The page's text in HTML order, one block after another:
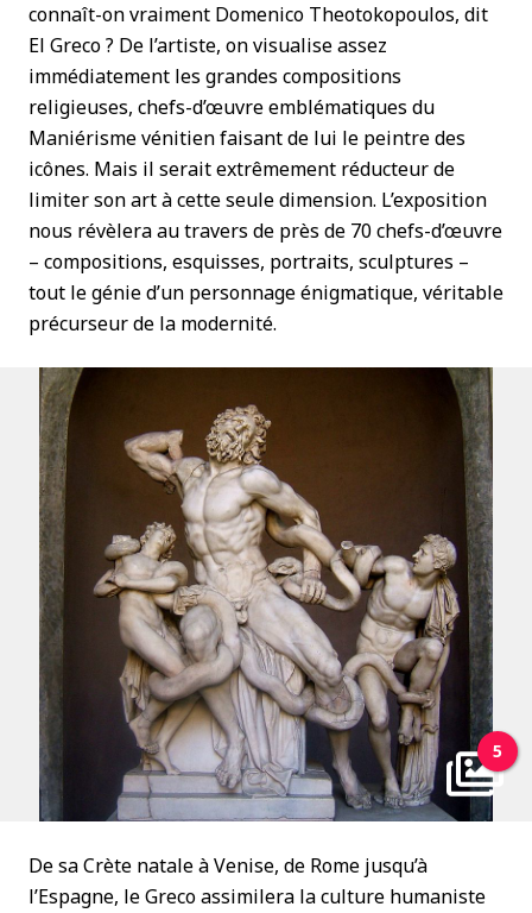
connaît-on vraiment Domenico Theotokopoulos, dit
El Greco ? De l’artiste, on visualise assez
immédiatement les grandes compositions
religieuses, chefs-d’œuvre emblématiques du
Maniérisme vénitien faisant de lui le peintre des
icônes. Mais il serait extrêmement réducteur de
limiter son art à cette seule dimension. L’exposition
nous révèlera au travers de près de 70 chefs-d’œuvre
– compositions, esquisses, portraits, sculptures –
tout le génie d’un personnage énigmatique, véritable
précurseur de la modernité.
5
De sa Crète natale à Venise, de Rome jusqu’à
l’Espagne, le Greco assimilera la culture humaniste